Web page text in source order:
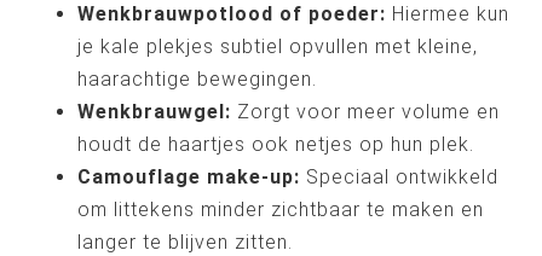
Wenkbrauwpotlood of poeder: Hiermee kun
je kale plekjes subtiel opvullen met kleine,
haarachtige bewegingen.
Wenkbrauwgel: Zorgt voor meer volume en
houdt de haartjes ook netjes op hun plek.
Camouflage make-up: Speciaal ontwikkeld
om littekens minder zichtbaar te maken en
langer te blijven zitten.